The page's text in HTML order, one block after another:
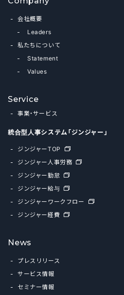
会社概要
Leaders
私たちについて
Statement
Values
Service
事業・サービス
統合型人事システム「ジンジャー」
ジンジャーTOP
ジンジャー人事労務
ジンジャー勤怠
ジンジャー給与
ジンジャーワークフロー
ジンジャー経費
News
プレスリリース
サービス情報
セミナー情報